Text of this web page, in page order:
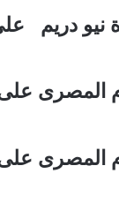
نيو دريم
المصرى
المصرى